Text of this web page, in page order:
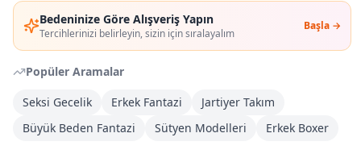
Bedeninize Göre Alışveriş Yapın
Tercihlerinizi belirleyin, sizin için sıralayalım
Başla →
Popüler Aramalar
Seksi Gecelik
Erkek Fantazi
Jartiyer Takım
Büyük Beden Fantazi
Sütyen Modelleri Erkek Boxer
Üye Ol Şimdi Al
DHL
Bugün kargoda(6 saat 43 dk )
Kargo Bedava